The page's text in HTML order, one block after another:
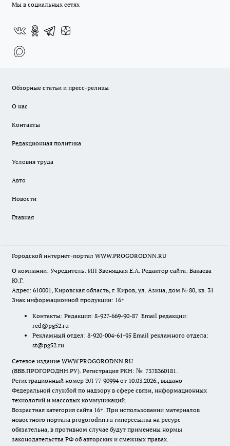
Мы в социальных сетях
Обзорные статьи и пресс-релизы
О нас
Контакты
Редакционная политика
Условия труда
Авто
Новости
Главная
Городской интернет-портал WWW.PROGORODNN.RU
О компании: Учредитель: ИП Звеняцкая Е.А. Редактор сайта: Бакаева
Ю.Г.
Адрес: 610001, Кировская область, г. Киров, ул. Азина, дом № 80, кв. 31
Знак информационной продукции: 16+
Контакты: Редакция: 8-927-669-90-87 Email редакции:
red@pg52.ru
Рекламный отдел: 8-920-004-61-95 Email рекламного отдела:
st@pg52.ru
Сетевое издание WWW.PROGORODNN.RU
(ВВВ.ПРОГОРОДНН.РУ). Регистрация РКН: №: 7378360181.
Регистрационный номер ЭЛ 77-90994 от 10.03.2026., выдано
Федеральной службой по надзору в сфере связи, информационных
технологий и массовых коммуникаций.
Возрастная категория сайта 16+. При использовании материалов
новостного портала progorodnn.ru гиперссылка на ресурс
обязательна, в противном случае будут применены нормы
законодательства РФ об авторских и смежных правах.